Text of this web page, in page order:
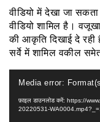
वीडियो में देखा जा
वीडियो शामिल है।
की आकृति दिखाई दे
सर्वे में शामिल वकील
प्लेयर
Media error:
फ़ाइल डाउनलोड करें: https://
20220531-